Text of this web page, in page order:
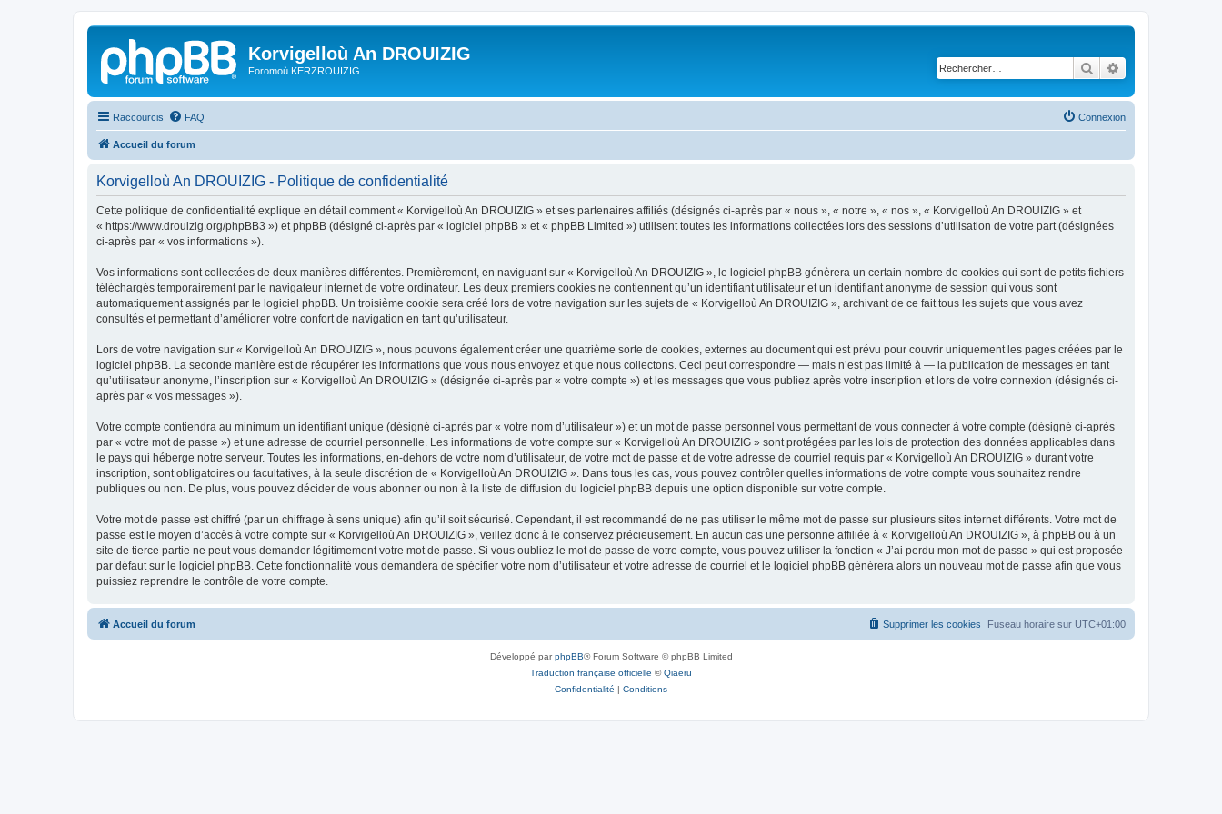
Korvigelloù An DROUIZIG
Foromoù KERZROUIZIG Rechercher
Raccourcis FAQ Connexion
Accueil du forum
Korvigelloù An DROUIZIG - Politique de confidentialité
Cette politique de confidentialité explique en détail comment « Korvigelloù An DROUIZIG » et ses partenaires affiliés (désignés ci-après par « nous », « notre », « nos », « Korvigelloù An DROUIZIG » et
« https://www.drouizig.org/phpBB3 ») et phpBB (désigné ci-après par « logiciel phpBB » et « phpBB Limited ») utilisent toutes les informations collectées lors des sessions d’utilisation de votre part (désignées
ci-après par « vos informations »).
Vos informations sont collectées de deux manières différentes. Premièrement, en naviguant sur « Korvigelloù An DROUIZIG », le logiciel phpBB génèrera un certain nombre de cookies qui sont de petits fichiers
téléchargés temporairement par le navigateur internet de votre ordinateur. Les deux premiers cookies ne contiennent qu’un identifiant utilisateur et un identifiant anonyme de session qui vous sont
automatiquement assignés par le logiciel phpBB. Un troisième cookie sera créé lors de votre navigation sur les sujets de « Korvigelloù An DROUIZIG », archivant de ce fait tous les sujets que vous avez
consultés et permettant d’améliorer votre confort de navigation en tant qu’utilisateur.
Lors de votre navigation sur « Korvigelloù An DROUIZIG », nous pouvons également créer une quatrième sorte de cookies, externes au document qui est prévu pour couvrir uniquement les pages créées par le
logiciel phpBB. La seconde manière est de récupérer les informations que vous nous envoyez et que nous collectons. Ceci peut correspondre — mais n’est pas limité à — la publication de messages en tant
qu’utilisateur anonyme, l’inscription sur « Korvigelloù An DROUIZIG » (désignée ci-après par « votre compte ») et les messages que vous publiez après votre inscription et lors de votre connexion (désignés ci-
après par « vos messages »).
Votre compte contiendra au minimum un identifiant unique (désigné ci-après par « votre nom d’utilisateur ») et un mot de passe personnel vous permettant de vous connecter à votre compte (désigné ci-après
par « votre mot de passe ») et une adresse de courriel personnelle. Les informations de votre compte sur « Korvigelloù An DROUIZIG » sont protégées par les lois de protection des données applicables dans
le pays qui héberge notre serveur. Toutes les informations, en-dehors de votre nom d’utilisateur, de votre mot de passe et de votre adresse de courriel requis par « Korvigelloù An DROUIZIG » durant votre
inscription, sont obligatoires ou facultatives, à la seule discrétion de « Korvigelloù An DROUIZIG ». Dans tous les cas, vous pouvez contrôler quelles informations de votre compte vous souhaitez rendre
publiques ou non. De plus, vous pouvez décider de vous abonner ou non à la liste de diffusion du logiciel phpBB depuis une option disponible sur votre compte.
Votre mot de passe est chiffré (par un chiffrage à sens unique) afin qu’il soit sécurisé. Cependant, il est recommandé de ne pas utiliser le même mot de passe sur plusieurs sites internet différents. Votre mot de
passe est le moyen d’accès à votre compte sur « Korvigelloù An DROUIZIG », veillez donc à le conservez précieusement. En aucun cas une personne affiliée à « Korvigelloù An DROUIZIG », à phpBB ou à un
site de tierce partie ne peut vous demander légitimement votre mot de passe. Si vous oubliez le mot de passe de votre compte, vous pouvez utiliser la fonction « J’ai perdu mon mot de passe » qui est proposée
par défaut sur le logiciel phpBB. Cette fonctionnalité vous demandera de spécifier votre nom d’utilisateur et votre adresse de courriel et le logiciel phpBB générera alors un nouveau mot de passe afin que vous
puissiez reprendre le contrôle de votre compte.
Accueil du forum Fuseau horaire sur UTC+01:00
Supprimer les cookies
Développé parphpBB® Forum Software © phpBB Limited
Traduction française officielle ©Qiaeru
Confidentialité | Conditions